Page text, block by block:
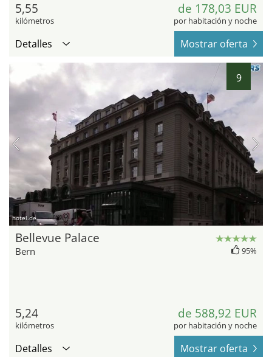
5,55
kilómetros
de 178,03 EUR
por habitación y noche
Detalles Mostrar oferta
9
hotel.de
Bellevue Palace
Bern 95%
5,24
kilómetros
de 588,92 EUR
por habitación y noche
Detalles Mostrar oferta